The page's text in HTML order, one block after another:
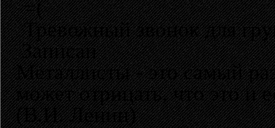
=(
Тревожный звонок для
Записан
Металлисты - это самый
может отрицать, что это и
(В.И. Ленин)